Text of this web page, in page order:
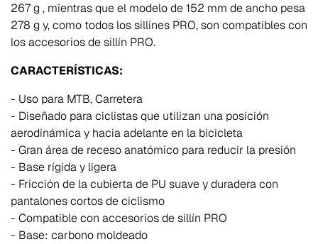
267 g , mientras que el modelo de 152 mm de ancho pesa
278 g y, como todos los sillines PRO, son compatibles con
los accesorios de sillín PRO.
CARACTERÍSTICAS:
- Uso para MTB, Carretera
- Diseñado para ciclistas que utilizan una posición
aerodinámica y hacia adelante en la bicicleta
- Gran área de receso anatómico para reducir la presión
- Base rígida y ligera
- Fricción de la cubierta de PU suave y duradera con
pantalones cortos de ciclismo
- Compatible con accesorios de sillín PRO
- Base: carbono moldeado